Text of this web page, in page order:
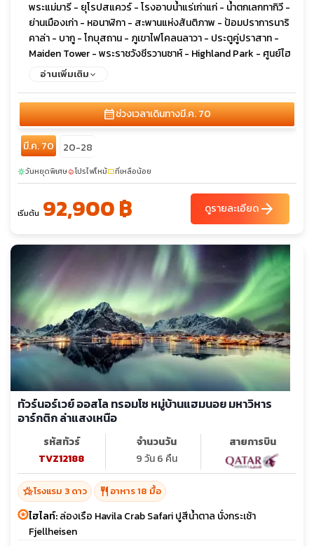
พระแม่มารี - ยุโรปสแควร์ - โรงอาบน้ำแร่เก่าแก่ - น้ำตกเลกทากิวี -
ย่านเมืองเก่า - หอนาฬิกา - สะพานแห่งสันติภาพ - ป้อมปราการนาริ
คาล่า - บากู - โกบุสถาน - ภูเขาไฟโคลนลาวา - ประตูคู่ปราสาท -
Maiden Tower - พระราชวังชีรวานซาห์ - Highland Park - ศูนย์ไฮ
ดาร์ อาลิเยฟ - ยานาร์แด็ก - วิหารแห่งไฟ
อ่านเพิ่มเติม
calendar_monthช่วงเวลาเดินทางมี.ค. 70
มี.ค. 70 20-28
sunnyวันหยุดพิเศษlocal_fire_departmentโปรไฟไหม้confirmation_numberที่เหลือน้อย
เริ่มต้น 92,900 ฿ ดูรายละเอียดarrow_forward
ทัวร์นอร์เวย์ ออสโล ทรอมโซ หมู่บ้านแฮมนอย มหาวิหาร
อาร์กติก ล่าแสงเหนือ
รหัสทัวร์
TVZ12188
จำนวนวัน
9 วัน 6 คืน
สายการบิน
hotel_classโรงแรม 3 ดาว restaurant อาหาร 18 มื้อ
ไฮไลท์:ล่องเรือ Havila Crab Safari ปูสีน้ำตาล นั่งกระเช้า
Fjellheisen